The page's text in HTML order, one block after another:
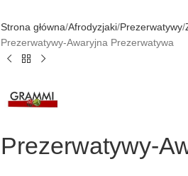
Strona główna Afrodyzjaki Prezerwatywy
Prezerwatywy-Awaryjna Prezerwatywa
Prezerwatywy-